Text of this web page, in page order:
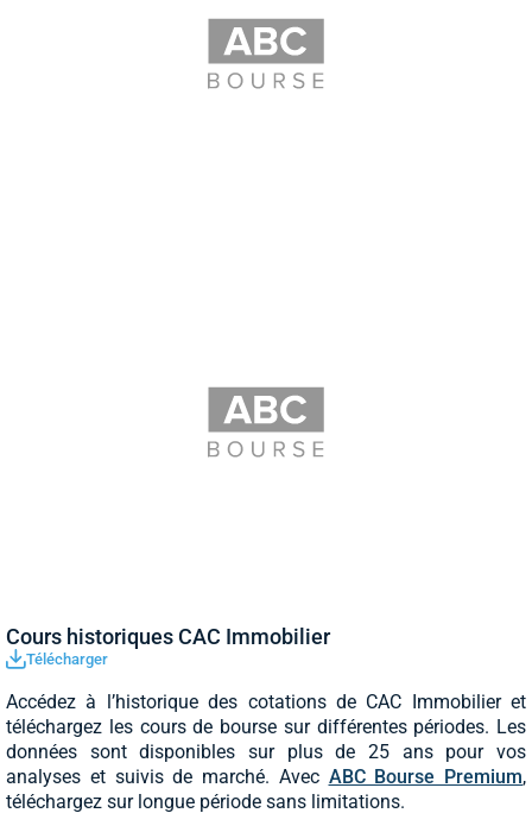
Cours historiques CAC Immobilier
Télécharger
Accédez à l’historique des cotations de CAC Immobilier et
téléchargez les cours de bourse sur différentes périodes. Les
données sont disponibles sur plus de 25 ans pour vos
analyses et suivis de marché. Avec ABC Bourse Premium,
téléchargez sur longue période sans limitations.